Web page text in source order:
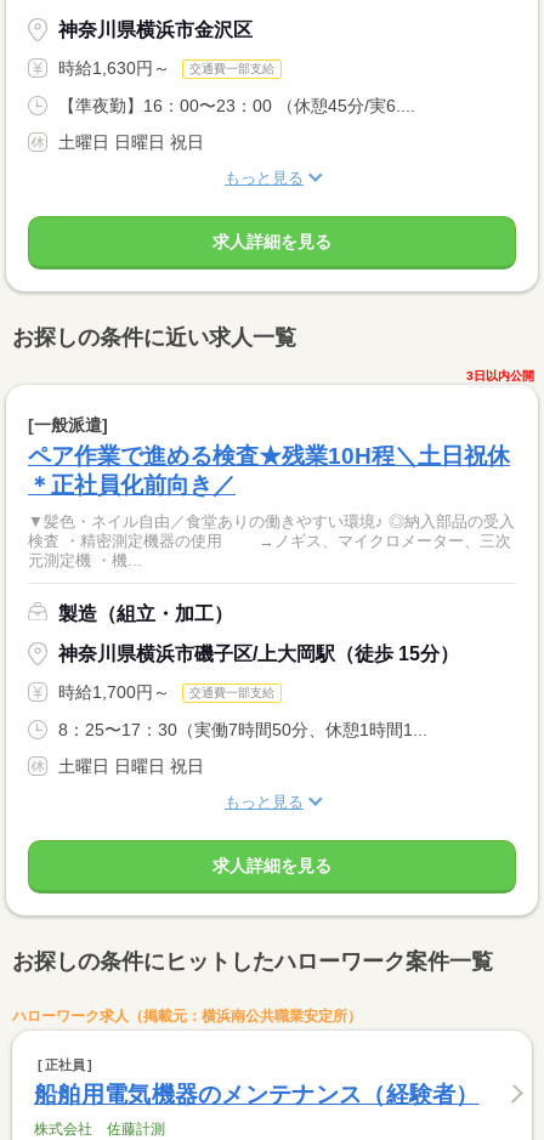
神奈川県横浜市金沢区
時給1,630円～ 交通費一部支給
【準夜勤】16：00〜23：00 （休憩45分/実6....
土曜日 日曜日 祝日
もっと見る
求人詳細を見る
お探しの条件に近い求人一覧
3日以内公開
[一般派遣]
ペア作業で進める検査★残業10H程＼土日祝休
＊正社員化前向き／
▼髪色・ネイル自由／食堂ありの働きやすい環境♪ ◎納入部品の受入
検査 ・精密測定機器の使用 →ノギス、マイクロメーター、三次
元測定機 ・機...
製造（組立・加工）
神奈川県横浜市磯子区/上大岡駅（徒歩 15分）
時給1,700円～ 交通費一部支給
8：25〜17：30（実働7時間50分、休憩1時間1...
土曜日 日曜日 祝日
もっと見る
求人詳細を見る
お探しの条件にヒットしたハローワーク案件一覧
ハローワーク求人（掲載元：横浜南公共職業安定所）
正社員
船舶用電気機器のメンテナンス（経験者）
株式会社 佐藤計測